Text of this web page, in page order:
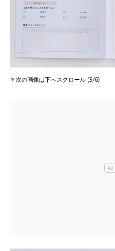
▼次の画像は下へスクロール (3/6)